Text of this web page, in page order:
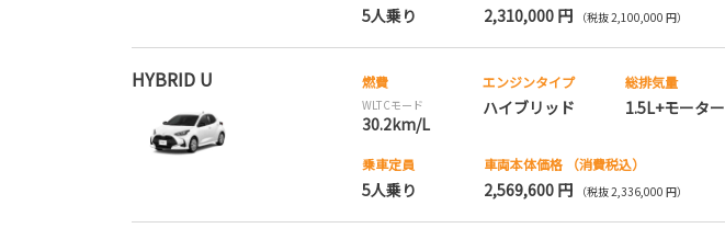
5人乗り 2,310,000 円 （税抜 2,100,000 円）
HYBRID U 燃費
WLTCモード
30.2km/L
エンジンタイプ
ハイブリッド
総排気量
1.5L+モーター
乗車定員
5人乗り
車両本体価格 （消費税込）
2,569,600 円 （税抜 2,336,000 円）